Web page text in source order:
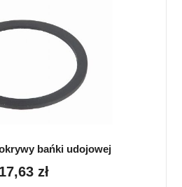
bańki udojowej
17,63 zł